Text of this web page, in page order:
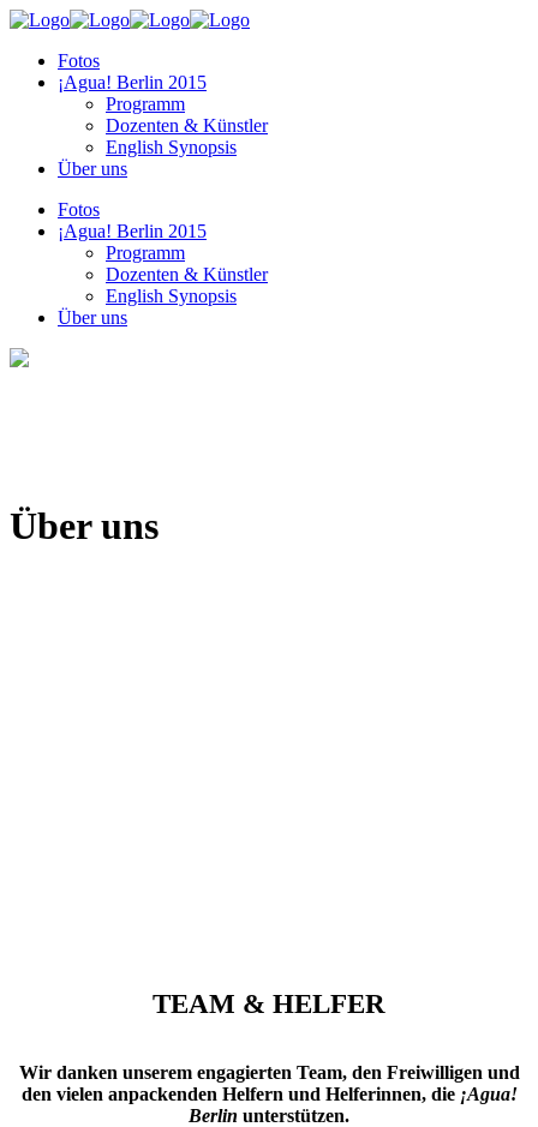
Fotos
¡Agua! Berlin 2015
Programm
Dozenten & Künstler
English Synopsis
Über uns
Fotos
¡Agua! Berlin 2015
Programm
Dozenten & Künstler
English Synopsis
Über uns
Über uns
TEAM & HELFER
Wir danken unserem engagierten Team, den Freiwilligen und
den vielen anpackenden Helfern und Helferinnen, die ¡Agua!
Berlin unterstützen.